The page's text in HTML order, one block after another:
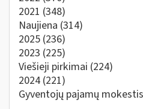
2021 (348)
Naujiena (314)
2025 (236)
2023 (225)
Viešieji pirkimai (224)
2024 (221)
Gyventojų pajamų mokestis